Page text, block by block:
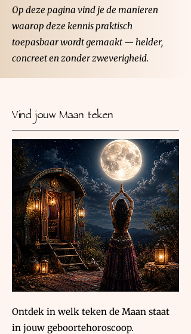
Op deze pagina vind je de manieren
waarop deze kennis praktisch
toepasbaar wordt gemaakt — helder,
concreet en zonder zweverigheid.
Vind jouw Maan teken
Ontdek in welk teken de Maan staat
in jouw geboortehoroscoop.